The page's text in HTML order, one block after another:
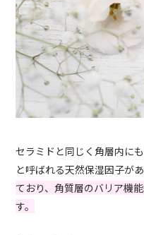
セラミドと同じく角層内に
と呼ばれる天然保湿因子が
ており、角質層のバリア機
す。